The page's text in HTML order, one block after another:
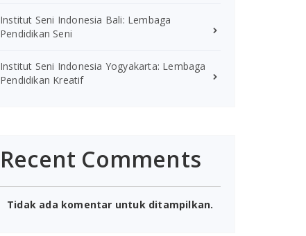
Institut Seni Indonesia Bali: Lembaga
Pendidikan Seni
Institut Seni Indonesia Yogyakarta: Lembaga
Pendidikan Kreatif
Recent Comments
Tidak ada komentar untuk ditampilkan.